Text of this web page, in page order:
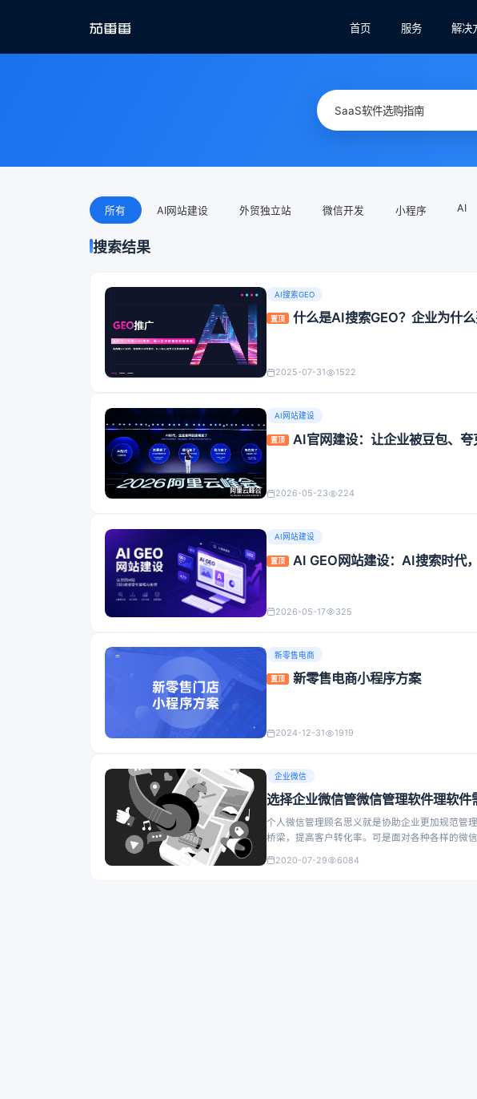
首页 服务 解决
所有 AI网站建设 外贸独立站 微信开发 小程序 AI
搜索结果
AI搜索GEO
置顶 什么是AI搜索GEO？企业为什么
2025-07-31 1522
AI网站建设
置顶 AI官网建设：让企业被豆包、
2026-05-23 224
AI网站建设
置顶 AI GEO网站建设：AI搜索时代
2026-05-17 325
新零售电商
置顶 新零售电商小程序方案
2024-12-31 1919
企业微信
选择企业微信管微信管理软件理软件
个人微信管理顾名思义就是协助企业更加规范管
桥梁，提高客户转化率。可是面对各种各样的微
2020-07-29 6084